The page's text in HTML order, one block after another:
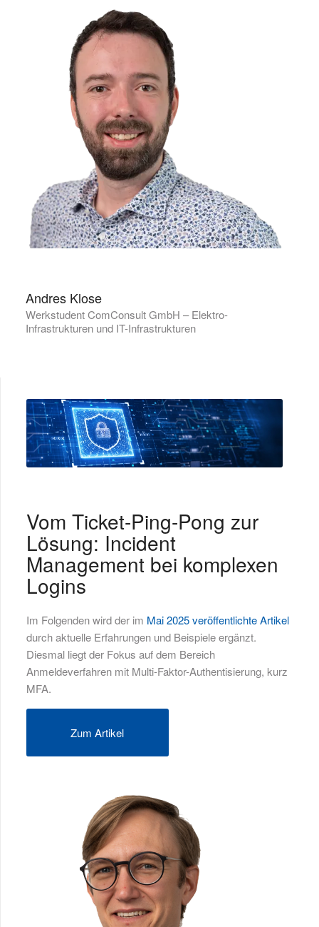
Andres Klose
Werkstudent ComConsult GmbH – Elektro-
Infrastrukturen und IT-Infrastrukturen
Vom Ticket-Ping-Pong zur
Lösung: Incident
Management bei komplexen
Logins
Im Folgenden wird der im Mai 2025 veröffentlichte Artikel
durch aktuelle Erfahrungen und Beispiele ergänzt.
Diesmal liegt der Fokus auf dem Bereich
Anmeldeverfahren mit Multi-Faktor-Authentisierung, kurz
MFA.
Zum Artikel